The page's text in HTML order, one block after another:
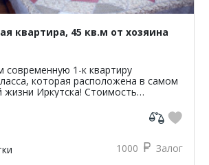
квартира, 45 кв.м от хозяина
современную 1-к квартиру
которая расположена в самом
жизни Иркутска! Стоимость
1000 Залог